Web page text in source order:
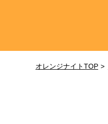
オレンジナイトTOP